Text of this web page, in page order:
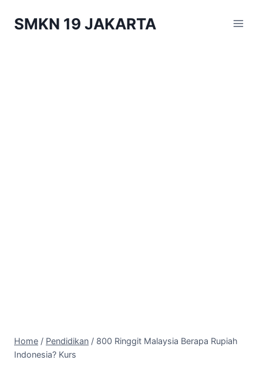
SMKN 19 JAKARTA
Home / Pendidikan / 800 Ringgit Malaysia Berapa Rupiah
Indonesia? Kurs